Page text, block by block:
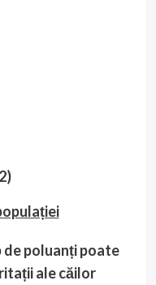
de poluanți poate
ale căilor